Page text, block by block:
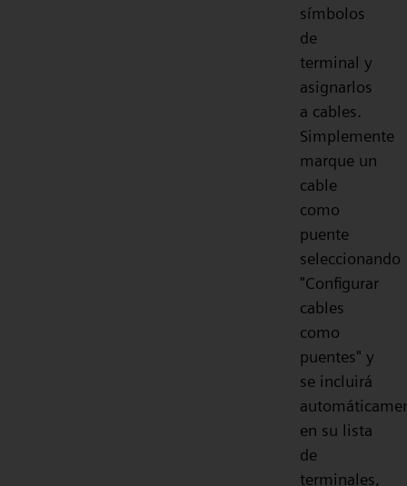
símbolos
de
terminal y
asignarlos
a cables.
Simplemente
marque un
cable
como
puente
seleccionando
"Configurar
cables
como
puentes" y
se incluirá
en su lista
de
terminales,